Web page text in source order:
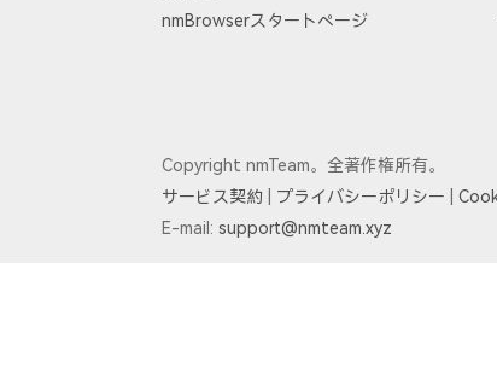
nmBrowserスタートページ
Copyright nmTeam。全著作権所有。
サービス契約
プライバシーポリシー |
E-mail:support@nmteam.xyz